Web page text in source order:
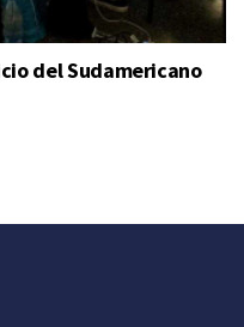
del Sudamericano